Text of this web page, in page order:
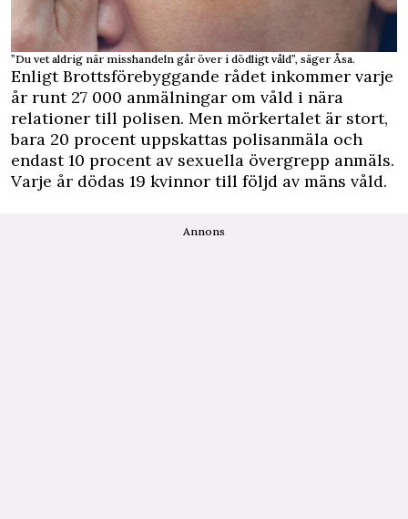
”Du vet aldrig när misshandeln går över i dödligt våld”, säger Åsa.
Enligt Brottsförebyggande rådet inkommer varje
år runt 27 000 anmälningar om våld i nära
relationer till polisen. Men mörkertalet är stort,
bara 20 procent uppskattas polisanmäla och
endast 10 procent av sexuella övergrepp anmäls.
Varje år dödas 19 kvinnor till följd av mäns våld.
Annons